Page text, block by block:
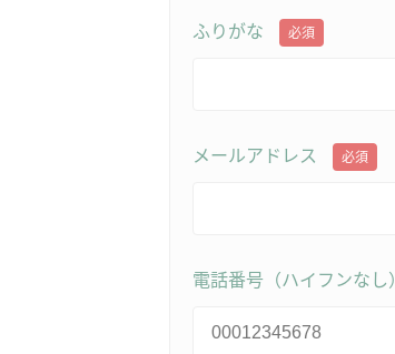
ふりがな 必須
メールアドレス 必須
電話番号（ハイフンなし）